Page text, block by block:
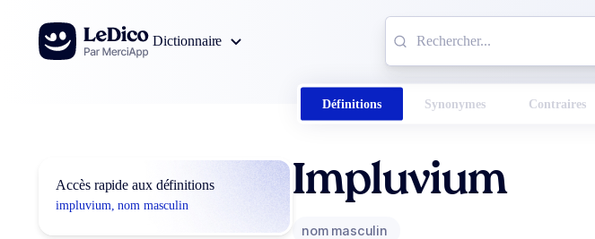
Aller au contenu
Dictionnaire
Définitions Synonymes Contraires
Accès rapide aux définitions
impluvium, nom masculin
Impluvium
nom masculin